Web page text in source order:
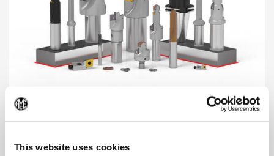
This website uses cookies
Nuestros ingenieros pueden desarrollar y diseñar una